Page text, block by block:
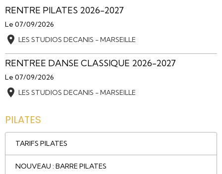
RENTRE PILATES 2026-2027
Le 07/09/2026
LES STUDIOS DECANIS - MARSEILLE
RENTREE DANSE CLASSIQUE 2026-2027
Le 07/09/2026
LES STUDIOS DECANIS - MARSEILLE
PILATES
TARIFS PILATES
NOUVEAU : BARRE PILATES